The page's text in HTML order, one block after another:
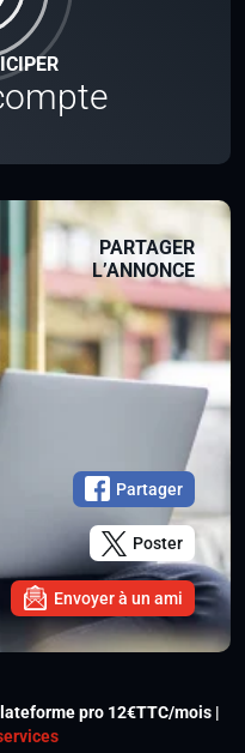
PARTAGER
L’ANNONCE
Partager
Poster
Envoyer à un ami
pro 12€TTC/mois |